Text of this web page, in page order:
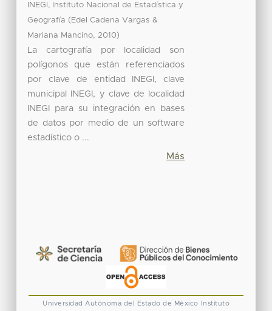
INEGI, Instituto Nacional de Estadística y
Geografía ( Edel Cadena Vargas &
Mariana Mancino, 2010)
La cartografía por localidad son
polígonos que están referenciados
por clave de entidad INEGI, clave
municipal INEGI, y clave de localidad
INEGI para su integración en bases
de datos por medio de un software
estadístico o ...
Más
Universidad Autónoma del Estado de México
Instituto